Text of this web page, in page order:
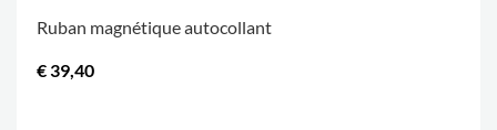
Ruban magnétique autocollant
€ 39,40